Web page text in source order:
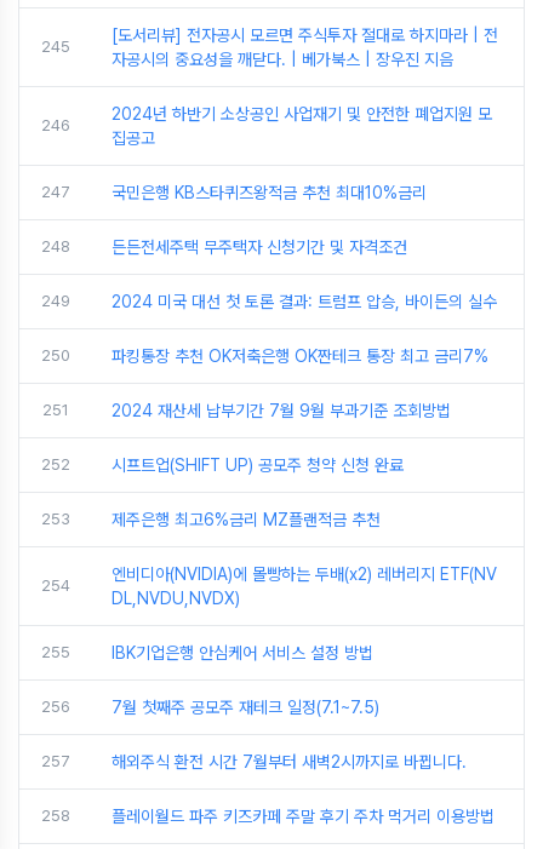
245
[도서리뷰] 전자공시 모르면 주식투자 절대로 하지마라 | 전
자공시의 중요성을 깨닫다. | 베가북스 | 장우진 지음
246
2024년 하반기 소상공인 사업재기 및 안전한 폐업지원 모
집공고
247 국민은행 KB스타퀴즈왕적금 추천 최대10%금리
248 든든전세주택 무주택자 신청기간 및 자격조건
249 2024 미국 대선 첫 토론 결과: 트럼프 압승, 바이든의 실수
250 파킹통장 추천 OK저축은행 OK짠테크 통장 최고 금리7%
251 2024 재산세 납부기간 7월 9월 부과기준 조회방법
252 시프트업(SHIFT UP) 공모주 청약 신청 완료
253 제주은행 최고6%금리 MZ플랜적금 추천
254
엔비디아(NVIDIA)에 몰빵하는 두배(x2) 레버리지 ETF(NV
DL,NVDU,NVDX)
255 IBK기업은행 안심케어 서비스 설정 방법
256 7월 첫째주 공모주 재테크 일정(7.1~7.5)
257 해외주식 환전 시간 7월부터 새벽2시까지로 바뀝니다.
258 플레이월드 파주 키즈카페 주말 후기 주차 먹거리 이용방법